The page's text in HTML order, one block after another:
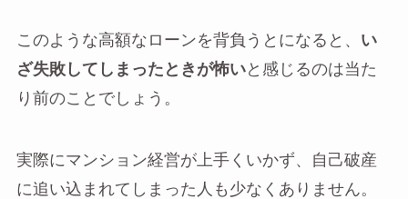
このような高額なローンを背負うとになると、 い
ざ失敗してしまったときが怖いと感じるのは当た
り前のことでしょう。
実際にマンション経営が上手くいかず、自己破産
に追い込まれてしまった人も少なくありません。